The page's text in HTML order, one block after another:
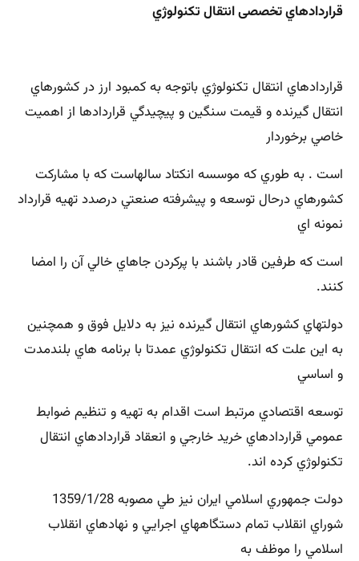
قراردادهاي تخصصیانتقال تكنولوژي
قراردادهاي انتقال تكنولوژي باتوجه به كمبود ارز در كشورهاي
انتقال گيرنده و قيمت سنگين و پيچيدگي قراردادها از اهميت
خاصي برخوردار
است . به طوري كه موسسه انكتاد سالهاست كه با مشاركت
كشورهاي درحال توسعه و پيشرفته صنعتي درصدد تهيه قرارداد
نمونه اي
است كه طرفين قادر باشند با پركردن جاهاي خالي آن را امضا
كنند.
دولتهاي كشورهاي انتقال گيرنده نيز به دلايل فوق و همچنين
به اين علت كه انتقال تكنولوژي عمدتا با برنامه هاي بلندمدت
و اساسي
توسعه اقتصادي مرتبط است اقدام به تهيه و تنظيم ضوابط
عمومي قراردادهاي خريد خارجي و انعقاد قراردادهاي انتقال
تكنولوژي كرده اند.
دولت جمهوري اسلامي ايران نيز طي مصوبه 1359/1/28
شوراي انقلاب تمام دستگاههاي اجرايي و نهادهاي انقلاب
اسلامي را موظف به